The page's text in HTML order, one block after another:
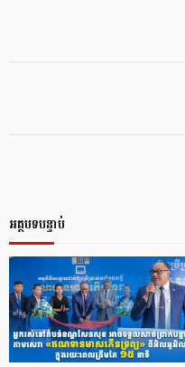
អត្ថបទបន្ទាប់